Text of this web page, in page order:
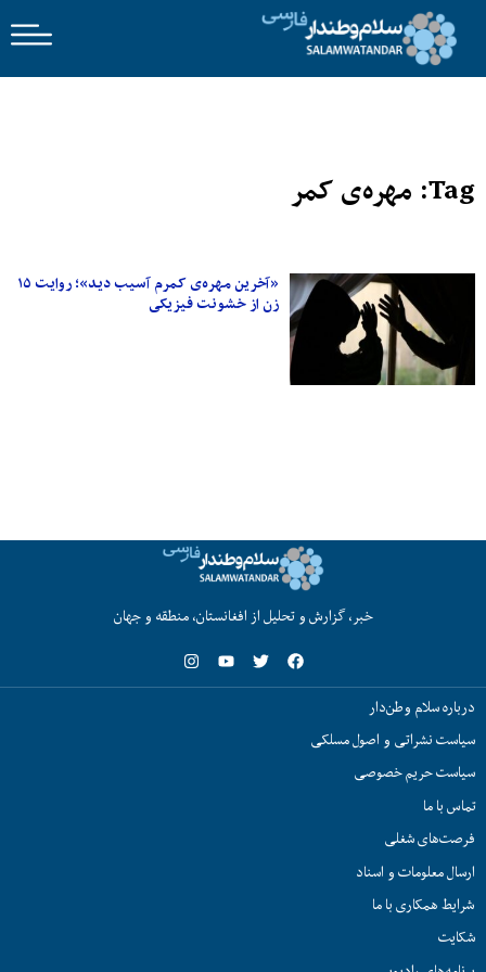
Tag: مهره‌ی کمر
«آخرین مهره‌ی کمرم آسیب دید»؛ روایت ۱۵
زن از خشونت فیزیکی
خبر، گزارش و تحلیل از افغانستان، منطقه و جهان
درباره سلام وطن‌دار
سیاست نشراتی و اصول مسلکی
سیاست حریم خصوصی
تماس با ما
فرصت‌های شغلی
ارسال معلومات و اسناد
شرایط همکاری با ما
شکایت